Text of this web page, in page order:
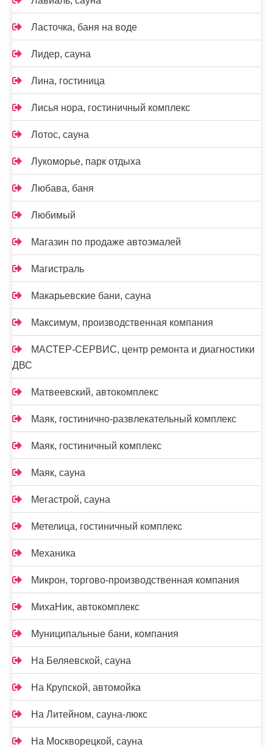
Ласточка, баня на воде
Лидер, сауна
Лина, гостиница
Лисья нора, гостиничный комплекс
Лотос, сауна
Лукоморье, парк отдыха
Любава, баня
Любимый
Магазин по продаже автоэмалей
Магистраль
Макарьевские бани, сауна
Максимум, производственная компания
МАСТЕР-СЕРВИС, центр ремонта и диагностики
ДВС
Матвеевский, автокомплекс
Маяк, гостинично-развлекательный комплекс
Маяк, гостиничный комплекс
Маяк, сауна
Мегастрой, сауна
Метелица, гостиничный комплекс
Механика
Микрон, торгово-производственная компания
МихаНик, автокомплекс
Муниципальные бани, компания
На Беляевской, сауна
На Крупской, автомойка
На Литейном, сауна-люкс
На Москворецкой, сауна